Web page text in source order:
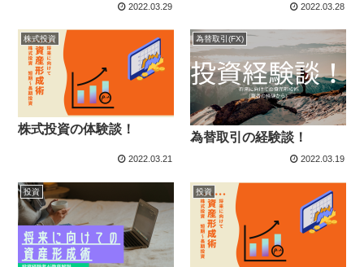
2022.03.29 2022.03.28
株式投資
株式投資の体験談！
2022.03.21
為替取引(FX)
為替取引の経験談！
2022.03.19
投資 投資